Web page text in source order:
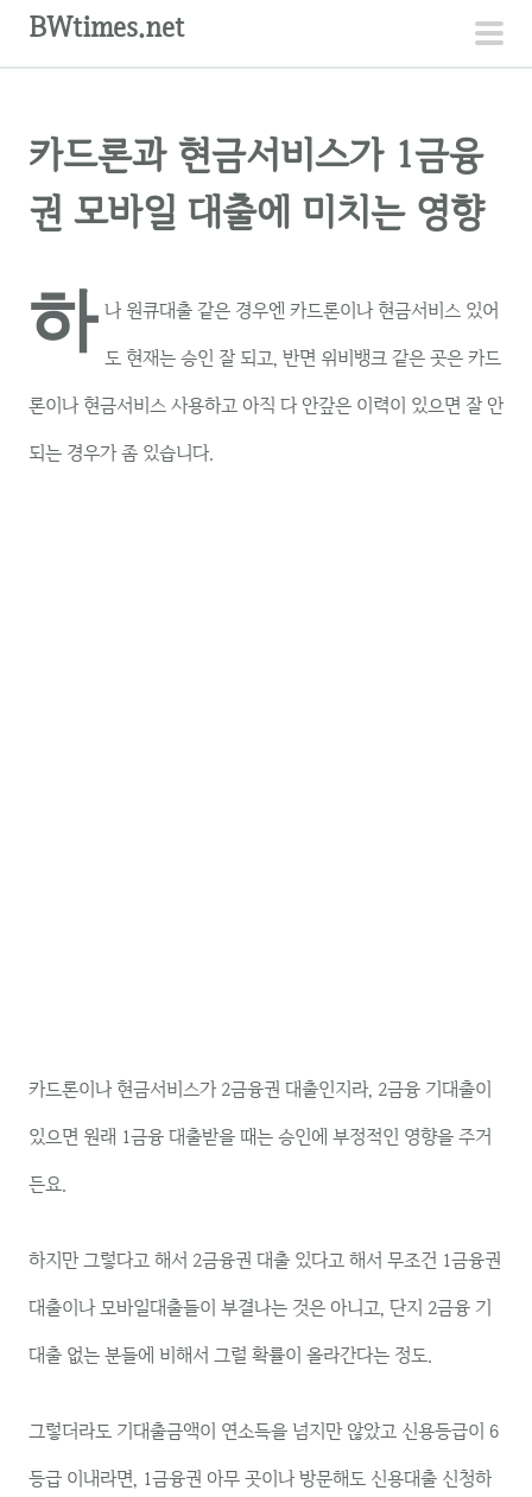
주
BWtimes.net
카드론과 현금서비스가 1금융
권 모바일 대출에 미치는 영향
하 나 원큐대출 같은 경우엔 카드론이나 현금서비스 있어
도 현재는 승인 잘 되고, 반면 위비뱅크 같은 곳은 카드
론이나 현금서비스 사용하고 아직 다 안갚은 이력이 있으면 잘 안
되는 경우가 좀 있습니다.
카드론이나 현금서비스가 2금융권 대출인지라, 2금융 기대출이
있으면 원래 1금융 대출받을 때는 승인에 부정적인 영향을 주거
든요.
하지만 그렇다고 해서 2금융권 대출 있다고 해서 무조건 1금융권
대출이나 모바일대출들이 부결나는 것은 아니고, 단지 2금융 기
대출 없는 분들에 비해서 그럴 확률이 올라간다는 정도.
그렇더라도 기대출금액이 연소득을 넘지만 않았고 신용등급이 6
등급 이내라면, 1금융권 아무 곳이나 방문해도 신용대출 신청하